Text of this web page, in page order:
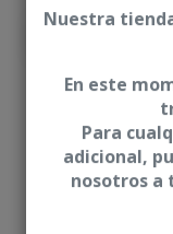
Nuestra
En este
Para
adicional,
nosotros a